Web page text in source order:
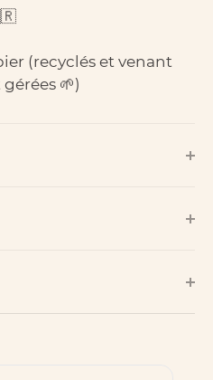
(recyclés et venant
🌱)